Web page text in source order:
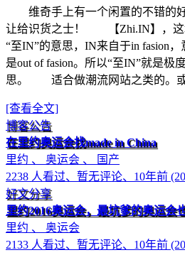
维奇手上有一个闲置的不错的
让给识货之士！ 【Zhi.IN】，这
“至IN”的意思，IN来自于in fasion
是out of fasion。所以“至IN”就是极
思。 适合做潮流网站之类的。或
[查看全文]
博客公告
在里约奥运会找made in China
里约 、 奥运会 、 国产
2238 人看过、暂无评论、10年前
好文分享
里约2016奥运会，最坑爹的奥运会
里约 、 奥运会
2133 人看过、暂无评论、10年前